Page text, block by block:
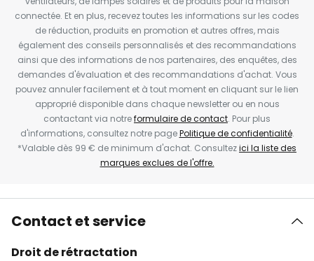
connectée. Et en plus, recevez toutes les informations sur les codes
de réduction, produits en promotion et autres offres, mais
également des conseils personnalisés et des recommandations
ainsi que des informations de nos partenaires, des enquêtes, des
demandes d'évaluation et des recommandations d'achat. Vous
pouvez annuler facilement et à tout moment en cliquant sur le lien
approprié disponible dans chaque newsletter ou en nous
contactant via notreformulaire de contact. Pour plus
d'informations, consultez notre pagePolitique de confidentialité.
*Valable dès 99 € de minimum d'achat. Consultezici la liste des
marques exclues de l'offre.
Contact et service
Droit de rétractation